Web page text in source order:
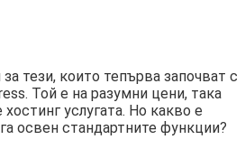
тези, които тепърва започват с
Той е на разумни цени, така
услугата. Но какво е
освен стандартните функции?